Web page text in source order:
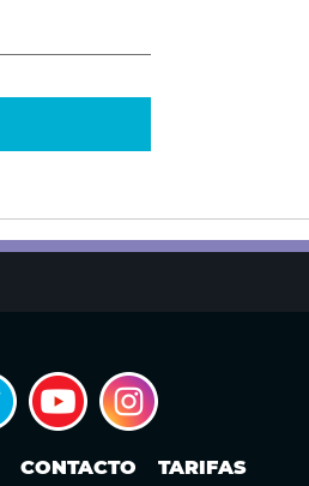
CONTACTO TARIFAS